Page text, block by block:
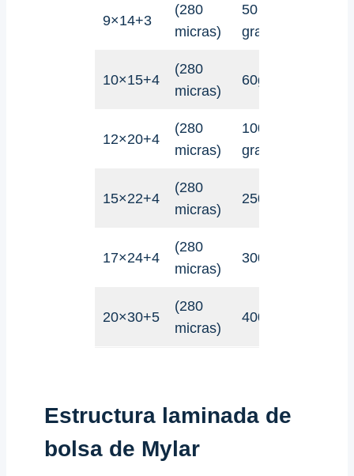
9×14+3
(280
micras)
50
gramos
10×15+4
(280
micras)
60g
12×20+4
(280
micras)
100
gramos
15×22+4
(280
micras)
250g
17×24+4
(280
micras)
300g
20×30+5
(280
micras)
400g
Estructura laminada de
bolsa de Mylar